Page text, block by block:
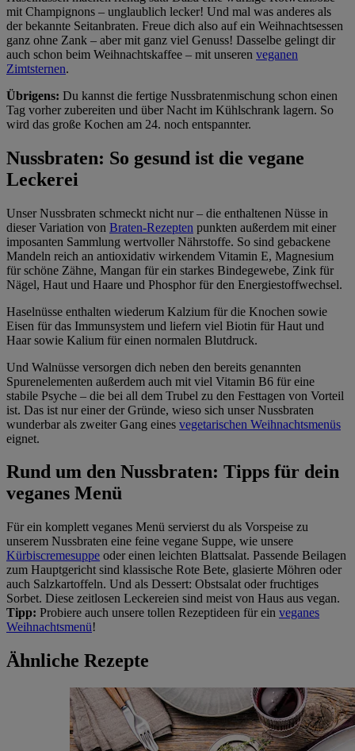
mit Champignons – unglaublich lecker! Und mal was anderes als
der bekannte Seitanbraten. Freue dich also auf ein Weihnachtsessen
ganz ohne Zank – aber mit ganz viel Genuss! Dasselbe gelingt dir
auch schon beim Weihnachtskaffee – mit unseren veganen
Zimtsternen.
Übrigens: Du kannst die fertige Nussbratenmischung schon einen
Tag vorher zubereiten und über Nacht im Kühlschrank lagern. So
wird das große Kochen am 24. noch entspannter.
Nussbraten: So gesund ist die vegane
Leckerei
Unser Nussbraten schmeckt nicht nur – die enthaltenen Nüsse in
dieser Variation von Braten-Rezepten punkten außerdem mit einer
imposanten Sammlung wertvoller Nährstoffe. So sind gebackene
Mandeln reich an antioxidativ wirkendem Vitamin E, Magnesium
für schöne Zähne, Mangan für ein starkes Bindegewebe, Zink für
Nägel, Haut und Haare und Phosphor für den Energiestoffwechsel.
Haselnüsse enthalten wiederum Kalzium für die Knochen sowie
Eisen für das Immunsystem und liefern viel Biotin für Haut und
Haar sowie Kalium für einen normalen Blutdruck.
Und Walnüsse versorgen dich neben den bereits genannten
Spurenelementen außerdem auch mit viel Vitamin B6 für eine
stabile Psyche – die bei all dem Trubel zu den Festtagen von Vorteil
ist. Das ist nur einer der Gründe, wieso sich unser Nussbraten
wunderbar als zweiter Gang eines vegetarischen Weihnachtsmenüs
eignet.
Rund um den Nussbraten: Tipps für dein
veganes Menü
Für ein komplett veganes Menü servierst du als Vorspeise zu
unserem Nussbraten eine feine vegane Suppe, wie unsere
Kürbiscremesuppe oder einen leichten Blattsalat. Passende Beilagen
zum Hauptgericht sind klassische Rote Bete, glasierte Möhren oder
auch Salzkartoffeln. Und als Dessert: Obstsalat oder fruchtiges
Sorbet. Diese zeitlosen Leckereien sind meist von Haus aus vegan.
Tipp: Probiere auch unsere tollen Rezeptideen für ein veganes
Weihnachtsmenü!
Ähnliche Rezepte